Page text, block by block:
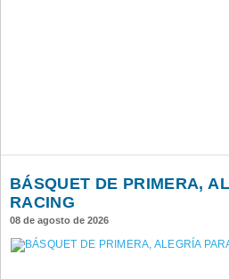
BÁSQUET DE PRIMERA,
RACING
08 de agosto de 2026